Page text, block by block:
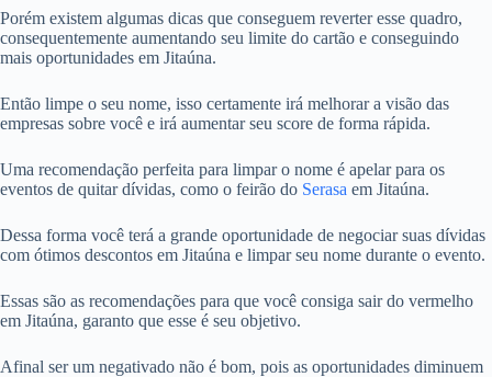
Porém existem algumas dicas que conseguem reverter esse quadro,
consequentemente aumentando seu limite do cartão e conseguindo
mais oportunidades em Jitaúna.
Então limpe o seu nome, isso certamente irá melhorar a visão das
empresas sobre você e irá aumentar seu score de forma rápida.
Uma recomendação perfeita para limpar o nome é apelar para os
eventos de quitar dívidas, como o feirão do Serasa em Jitaúna.
Dessa forma você terá a grande oportunidade de negociar suas dívidas
com ótimos descontos em Jitaúna e limpar seu nome durante o evento.
Essas são as recomendações para que você consiga sair do vermelho
em Jitaúna, garanto que esse é seu objetivo.
Afinal ser um negativado não é bom, pois as oportunidades diminuem